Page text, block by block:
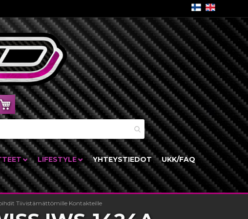
Ostoskori
LIFESTYLE YHTEYSTIEDOT UKK/FAQ
Tiivistämättömille Kontakteille